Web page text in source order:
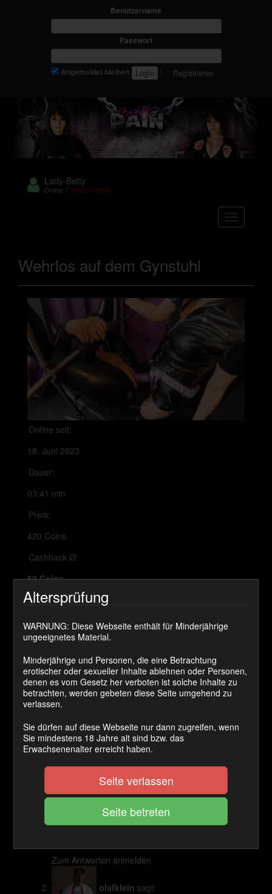
Benutzername
Passwort
Angemeldet bleiben Registrieren
Lady-Betty
Online /Telefon offline
Wehrlos auf dem Gynstuhl
Online seit:
18. Juni 2023
Dauer:
03:41 min
Preis:
420 Coins
Cashback Ø:
50 Coins
JETZT KAUFEN
Gynstuhl liebe. Er ist einfach unendlich wandelbar. Der
Arsch des Sklaven ist mir in dieser Position hilflos
ausgeliefert und mein Strapon kann richtig tief
eindringen.
Kategorie(n):Strapon
Kommentare
olafklein sagt:
18. Juni 2023 um 19:02 Uhr
Zum Antworten anmelden
olafklein sagt:
Altersprüfung
WARNUNG: Diese Webseite enthält für Minderjährige
ungeeignetes Material.
Minderjährige und Personen, die eine Betrachtung
erotischer oder sexueller Inhalte ablehnen oder Personen,
denen es vom Gesetz her verboten ist solche Inhalte zu
betrachten, werden gebeten diese Seite umgehend zu
verlassen.
Sie dürfen auf diese Webseite nur dann zugreifen, wenn
Sie mindestens 18 Jahre alt sind bzw. das
Erwachsenenalter erreicht haben.
Seite verlassen